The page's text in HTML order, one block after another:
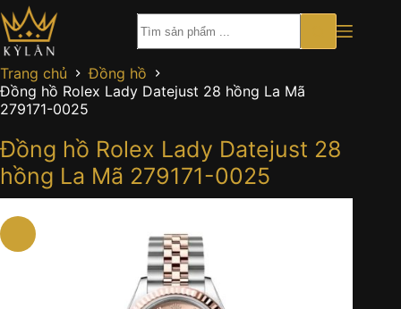
Chuyển
đến
phần
nội
dung
Trang chủ
Đồng hồ
Đồng hồ Rolex Lady Datejust 28 hồng La Mã
279171-0025
Đồng hồ Rolex Lady Datejust 28
hồng La Mã 279171-0025